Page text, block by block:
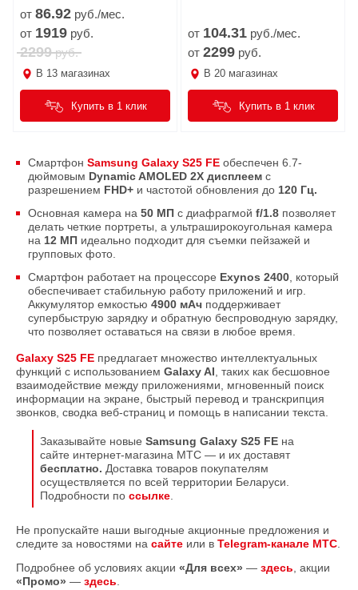
от 86.92 руб./мес.
от 1919 руб.
2299руб.
В 13 магазинах
Купить в 1 клик
от 104.31 руб./мес.
от 2299 руб.
В 20 магазинах
Купить в 1 клик
Смартфон Samsung Galaxy S25 FE обеспечен 6.7-
дюймовым Dynamic AMOLED 2X дисплеем с
разрешением FHD+ и частотой обновления до 120 Гц.
Основная камера на 50 МП с диафрагмой f/1.8 позволяет
делать четкие портреты, а ультраширокоугольная камера
на 12 МП идеально подходит для съемки пейзажей и
групповых фото.
Смартфон работает на процессоре Exynos 2400 , который
обеспечивает стабильную работу приложений и игр.
Аккумулятор емкостью 4900 мАч поддерживает
супербыструю зарядку и обратную беспроводную зарядку,
что позволяет оставаться на связи в любое время.
Galaxy S25 FE предлагает множество интеллектуальных
функций с использованием Galaxy AI , таких как бесшовное
взаимодействие между приложениями, мгновенный поиск
информации на экране, быстрый перевод и транскрипция
звонков, сводка веб-страниц и помощь в написании текста.
Заказывайте новые Samsung Galaxy S25 FE на
сайте интернет-магазина МТС — и их доставят
бесплатно. Доставка товаров покупателям
осуществляется по всей территории Беларуси.
Подробности по ссылке
Не пропускайте наши выгодные акционные предложения и
следите за новостями на сайте или в Telegram-канале МТС
Подробнее об условиях акции «Для всех» — здесь , акции
«Промо» — здесь